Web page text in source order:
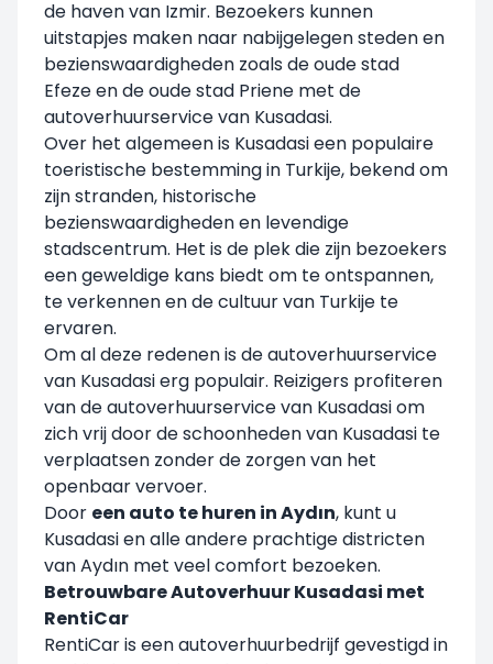
de haven van Izmir. Bezoekers kunnen
uitstapjes maken naar nabijgelegen steden en
bezienswaardigheden zoals de oude stad
Efeze en de oude stad Priene met de
autoverhuurservice van Kusadasi.
Over het algemeen is Kusadasi een populaire
toeristische bestemming in Turkije, bekend om
zijn stranden, historische
bezienswaardigheden en levendige
stadscentrum. Het is de plek die zijn bezoekers
een geweldige kans biedt om te ontspannen,
te verkennen en de cultuur van Turkije te
ervaren.
Om al deze redenen is de autoverhuurservice
van Kusadasi erg populair. Reizigers profiteren
van de autoverhuurservice van Kusadasi om
zich vrij door de schoonheden van Kusadasi te
verplaatsen zonder de zorgen van het
openbaar vervoer.
Door een auto te huren in Aydın, kunt u
Kusadasi en alle andere prachtige districten
van Aydın met veel comfort bezoeken.
Betrouwbare Autoverhuur Kusadasi met
RentiCar
RentiCar is een autoverhuurbedrijf gevestigd in